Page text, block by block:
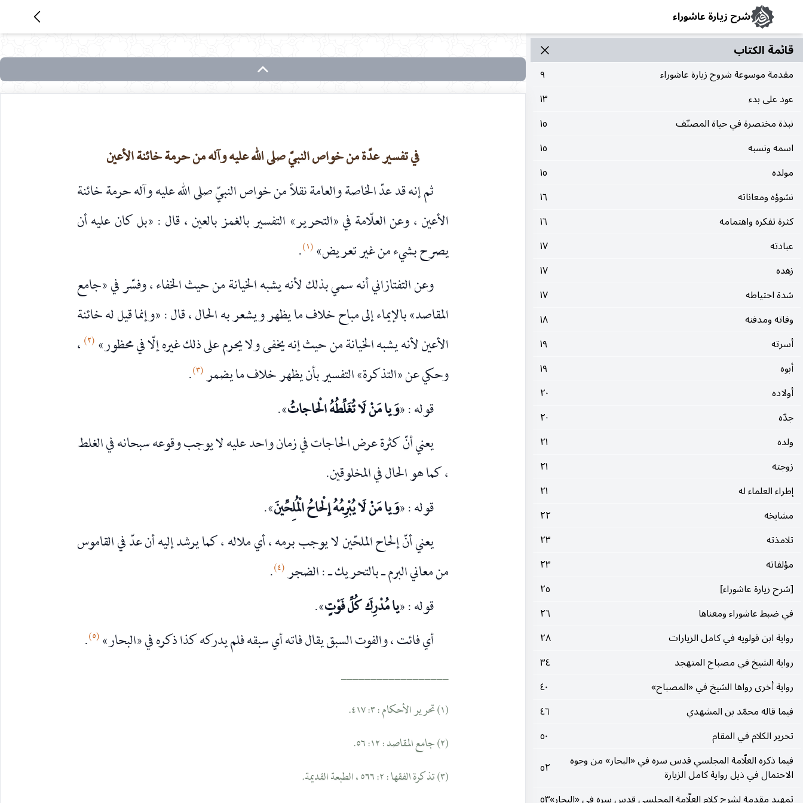
شرح زيارة عاشوراء
قائمة الکتاب
مقدمة موسوعة شروح زيارة عاشوراء
٩
عود على بدء
١٣
نبذة مختصرة في حياة المصنّف
١٥
اسمه ونسبه
١٥
مولده
١٥
نشوؤه ومعاناته
١٦
كثرة تفكره واهتمامه
١٦
عبادته
١٧
زهده
١٧
شدة احتياطه
١٧
وفاته ومدفنه
١٨
أسرته
١٩
أبوه
١٩
أولاده
٢٠
جدّه
٢٠
ولده
٢١
زوجته
٢١
إطراء العلماء له
٢١
مشايخه
٢٢
تلامذته
٢٣
مؤلفاته
٢٣
[شرح زيارة عاشوراء]
٢٥
في ضبط عاشوراء ومعناها
٢٦
رواية ابن قولويه في كامل الزيارات
٢٨
رواية الشيخ في مصباح المتهجد
٣٤
رواية أخرى رواها الشيخ في «المصباح»
٤٠
فيما قاله محمّد بن المشهدي
٤٦
تحرير الكلام في المقام
٥٠
فيما ذكره العلّامة المجلسي قدس سره في «البحار» من وجوه
الاحتمال في ذيل رواية كامل الزيارة
٥٢
البحث
البحث
في
في تفسير عدّة من خواص النبيّ صلى الله عليه وآله من حرمة خائنة الأعين
ثم إنه قد عدّ الخاصة والعامة نقلاً من خواص النبيّ صلى الله عليه وآله حرمة خائنة
الأعين ، وعن العلّامة في «التحرير» التفسير بالغمز بالعين ، قال : «بل كان عليه أن
يصرح بشيء من غير تعريض»(١) .
وعن التفتازاني أنه سمي بذلك لأنه يشبه الخيانة من حيث الخفاء ، وفسّر في «جامع
المقاصد» بالإيماء إلى مباح خلاف ما يظهر ويشعر به الحال ، قال : «وإنما قيل له خائنة
الأعين لأنه يشبه الخيانة من حيث إنه يخفى ولا يحرم على ذلك غيره إلّا في محظور»(٢) ،
وحكي عن «التذكرة» التفسير بأن يظهر خلاف ما يضمر(٣) .
قوله : «وَيا مَنْ لَا تُغَلِّطُهُ الْحاجاتُ».
يعني أنّ كثرة عرض الحاجات في زمان واحد عليه لا يوجب وقوعه سبحانه في الغلط
، كما هو الحال في المخلوقين.
قوله : «وَيا مَنْ لَا يُبْرِمُهُ إِلْحاحُ الْمُلِحِّينَ».
يعني أنّ إلحاح الملحّين لا يوجب برمه ، أي ملاله ، كما يرشد إليه أن عدّ في القاموس
من معاني البرم ـ بالتحريك ـ : الضجر(٤) .
قوله : «يا مُدْرِكَ كُلِّ فَوْتٍ».
أي فائت ، والفوت السبق يقال فاته أي سبقه فلم يدركه كذا ذكره في «البحار»(٥) .
__________________
(١) تحرير الأحكام : ٣: ٤١٧.
(٢) جامع المقاصد : ١٢: ٥٦.
(٣) تذكرة الفقها : ٢: ٥٦٦ ، الطبعة القديمة.